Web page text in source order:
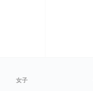
女子